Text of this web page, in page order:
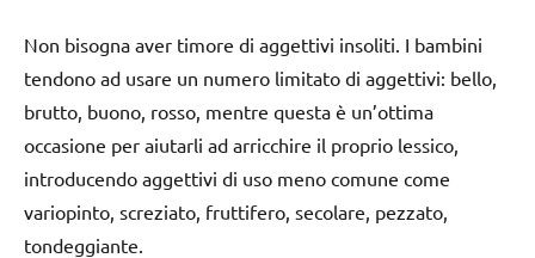
Non bisogna aver timore di aggettivi insoliti. I bambini
tendono ad usare un numero limitato di aggettivi: bello,
brutto, buono, rosso, mentre questa è un’ottima
occasione per aiutarli ad arricchire il proprio lessico,
introducendo aggettivi di uso meno comune come
variopinto, screziato, fruttifero, secolare, pezzato,
tondeggiante.